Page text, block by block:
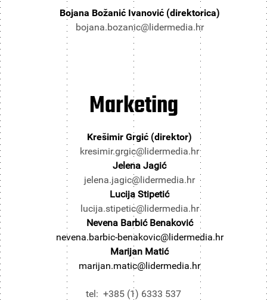
Bojana Božanić Ivanović (direktorica)
bojana.bozanic@lidermedia.hr
Marketing
Krešimir Grgić (direktor)
kresimir.grgic@lidermedia.hr
Jelena Jagić
jelena.jagic@lidermedia.hr
Lucija Stipetić
lucija.stipetic@lidermedia.hr
Nevena Barbić Benaković
nevena.barbic-benakovic@lidermedia.hr
Marijan Matić
marijan.matic@lidermedia.hr
tel: +385 (1) 6333 537